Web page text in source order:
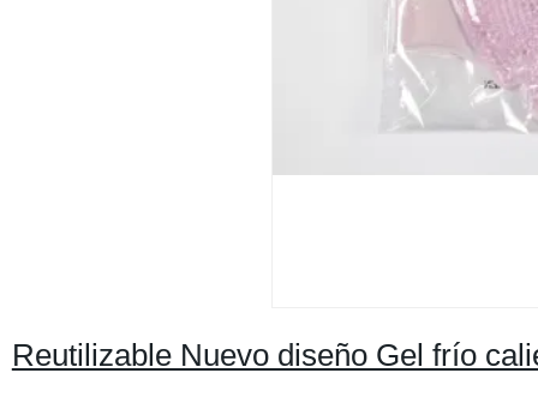
Reutilizable Nuevo diseño Gel frío